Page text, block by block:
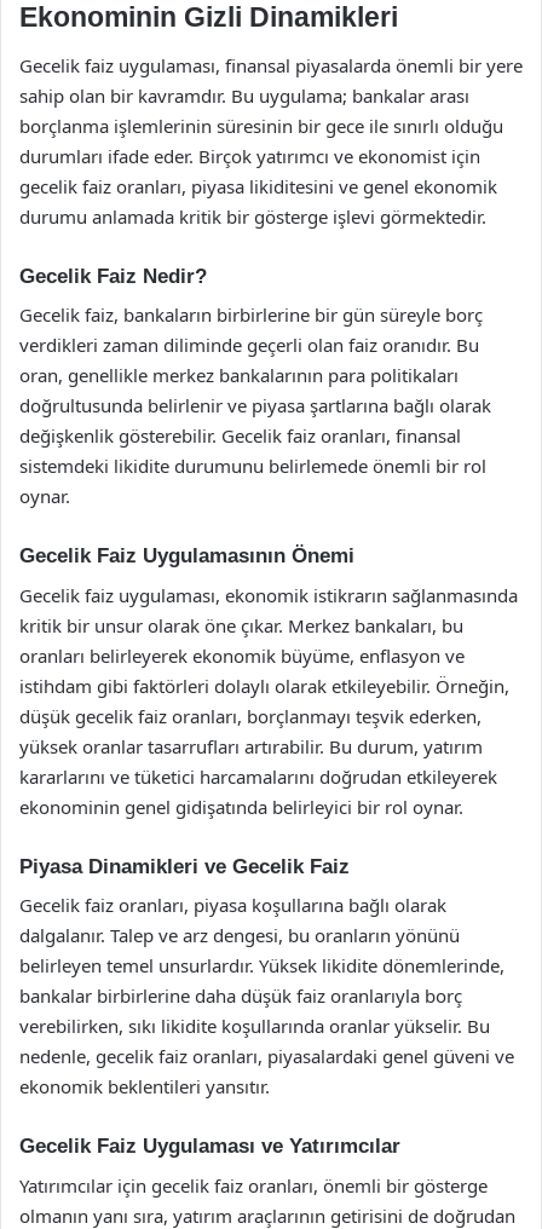
Ekonominin Gizli Dinamikleri
Gecelik faiz uygulaması, finansal piyasalarda önemli bir yere
sahip olan bir kavramdır. Bu uygulama; bankalar arası
borçlanma işlemlerinin süresinin bir gece ile sınırlı olduğu
durumları ifade eder. Birçok yatırımcı ve ekonomist için
gecelik faiz oranları, piyasa likiditesini ve genel ekonomik
durumu anlamada kritik bir gösterge işlevi görmektedir.
Gecelik Faiz Nedir?
Gecelik faiz, bankaların birbirlerine bir gün süreyle borç
verdikleri zaman diliminde geçerli olan faiz oranıdır. Bu
oran, genellikle merkez bankalarının para politikaları
doğrultusunda belirlenir ve piyasa şartlarına bağlı olarak
değişkenlik gösterebilir. Gecelik faiz oranları, finansal
sistemdeki likidite durumunu belirlemede önemli bir rol
oynar.
Gecelik Faiz Uygulamasının Önemi
Gecelik faiz uygulaması, ekonomik istikrarın sağlanmasında
kritik bir unsur olarak öne çıkar. Merkez bankaları, bu
oranları belirleyerek ekonomik büyüme, enflasyon ve
istihdam gibi faktörleri dolaylı olarak etkileyebilir. Örneğin,
düşük gecelik faiz oranları, borçlanmayı teşvik ederken,
yüksek oranlar tasarrufları artırabilir. Bu durum, yatırım
kararlarını ve tüketici harcamalarını doğrudan etkileyerek
ekonominin genel gidişatında belirleyici bir rol oynar.
Piyasa Dinamikleri ve Gecelik Faiz
Gecelik faiz oranları, piyasa koşullarına bağlı olarak
dalgalanır. Talep ve arz dengesi, bu oranların yönünü
belirleyen temel unsurlardır. Yüksek likidite dönemlerinde,
bankalar birbirlerine daha düşük faiz oranlarıyla borç
verebilirken, sıkı likidite koşullarında oranlar yükselir. Bu
nedenle, gecelik faiz oranları, piyasalardaki genel güveni ve
ekonomik beklentileri yansıtır.
Gecelik Faiz Uygulaması ve Yatırımcılar
Yatırımcılar için gecelik faiz oranları, önemli bir gösterge
olmanın yanı sıra, yatırım araçlarının getirisini de doğrudan